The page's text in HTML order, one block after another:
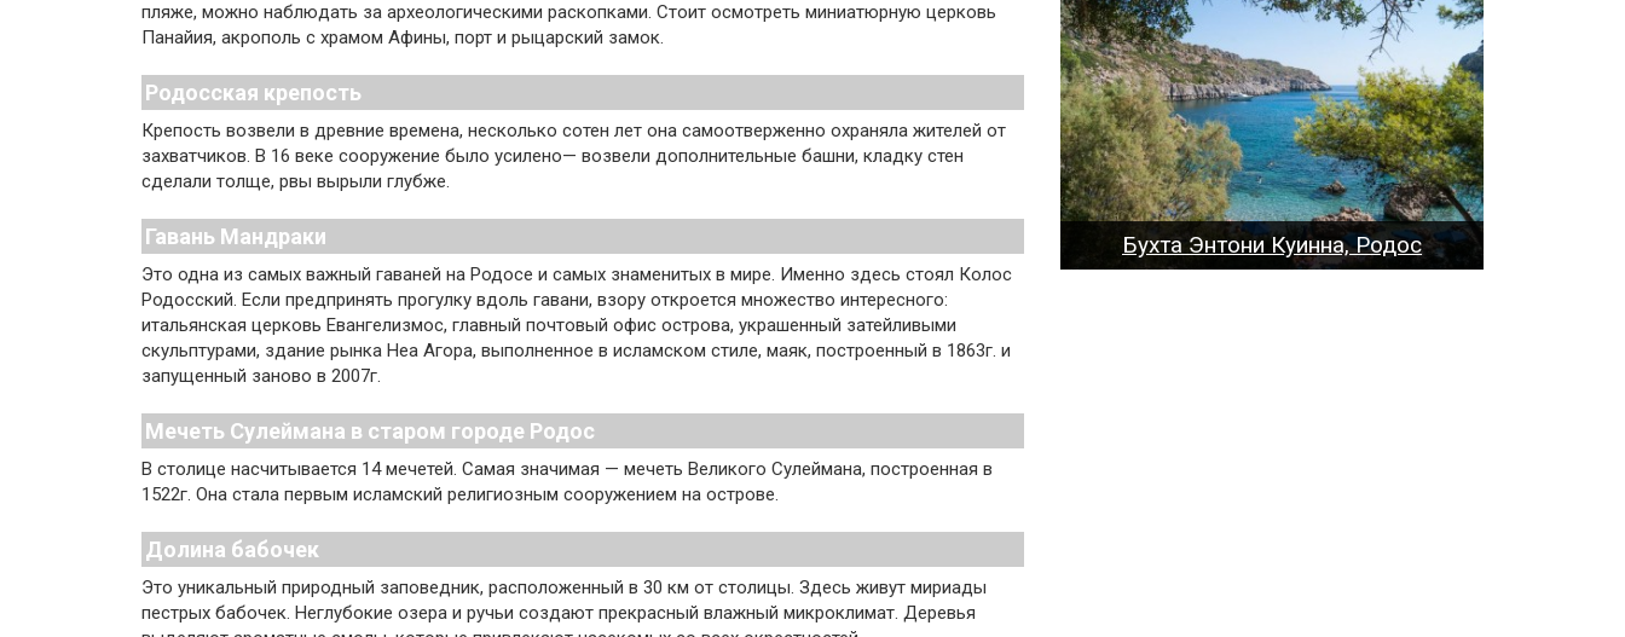
пляже, можно наблюдать за археологическими раскопками. Стоит осмотреть миниатюрную церковь
Панайия, акрополь с храмом Афины, порт и рыцарский замок.
Родосская крепость
Крепость возвели в древние времена, несколько сотен лет она самоотверженно охраняла жителей от
захватчиков. В 16 веке сооружение было усилено— возвели дополнительные башни, кладку стен
сделали толще, рвы вырыли глубже.
Гавань Мандраки
Это одна из самых важный гаваней на Родосе и самых знаменитых в мире. Именно здесь стоял Колос
Родосский. Если предпринять прогулку вдоль гавани, взору откроется множество интересного:
итальянская церковь Евангелизмос, главный почтовый офис острова, украшенный затейливыми
скульптурами, здание рынка Неа Агора, выполненное в исламском стиле, маяк, построенный в 1863г. и
запущенный заново в 2007г.
Мечеть Сулеймана в старом городе Родос
В столице насчитывается 14 мечетей. Самая значимая — мечеть Великого Сулеймана, построенная в
1522г. Она стала первым исламский религиозным сооружением на острове.
Долина бабочек
Это уникальный природный заповедник, расположенный в 30 км от столицы. Здесь живут мириады
пестрых бабочек. Неглубокие озера и ручьи создают прекрасный влажный микроклимат. Деревья
Бухта Энтони Куинна, Родос